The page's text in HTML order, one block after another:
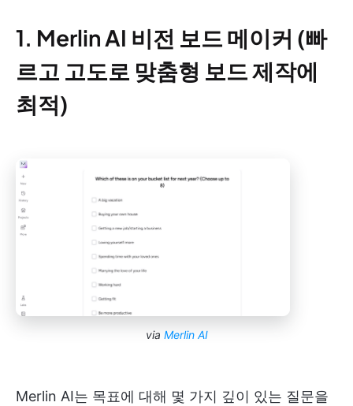
1. Merlin AI 비전 보드 메이커 (빠
르고 고도로 맞춤형 보드 제작에
최적)
via Merlin AI
Merlin AI는 목표에 대해 몇 가지 깊이 있는 질문을